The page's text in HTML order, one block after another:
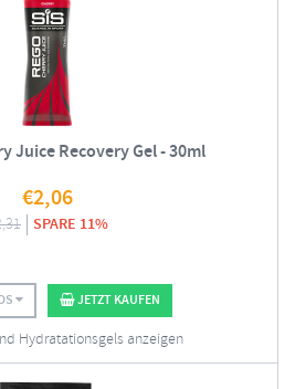
Juice Recovery Gel - 30ml
€2,06
SPARE 11%
JETZT KAUFEN
Hydratationsgels anzeigen